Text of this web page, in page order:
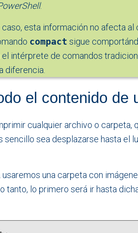
.
caso, esta información no afecta
compact sigue
el intérprete de comandos
diferencia.
el contenido de
cualquier archivo o carpeta,
sencillo sea desplazarse hasta el
una carpeta con
tanto, lo primero será ir hasta